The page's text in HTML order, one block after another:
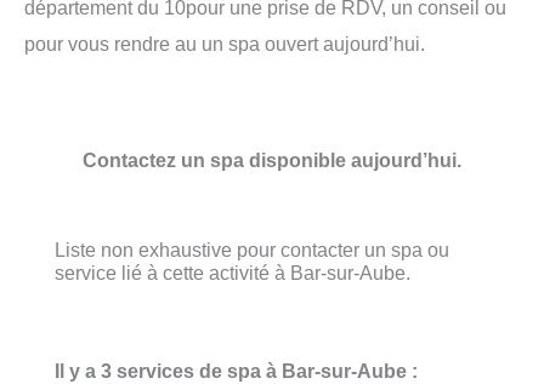
département du 10pour une prise de RDV, un conseil ou
pour vous rendre au un spa ouvert aujourd’hui.
Contactez un spa disponible aujourd’hui.
Liste non exhaustive pour contacter un spa ou
service lié à cette activité à Bar-sur-Aube.
Il y a 3 services de spa à Bar-sur-Aube :